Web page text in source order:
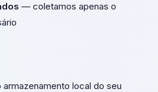
— coletamos apenas o
local do seu